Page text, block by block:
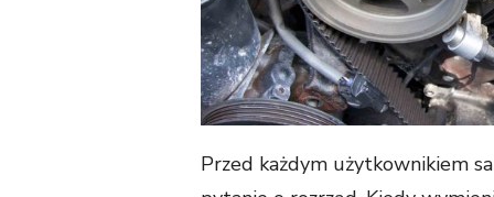
Przed każdym użytkownikiem